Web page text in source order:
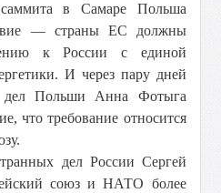
в Самаре Польша
— страны ЕС должны
к России с единой
И через пару дней
дел Польши Анна Фотыга
что требование относится
дел России Сергей
союз и НАТО более